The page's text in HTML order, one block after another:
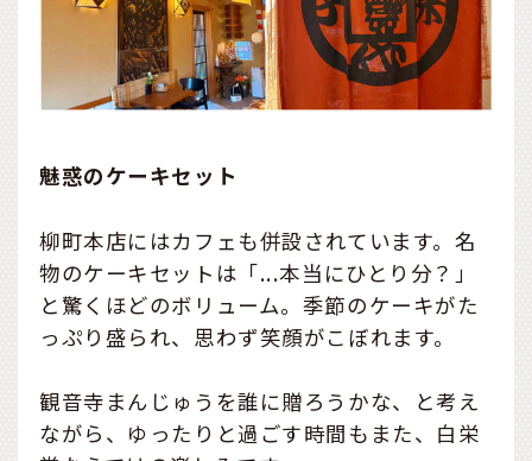
魅惑のケーキセット
柳町本店にはカフェも併設されています。名
物のケーキセットは「...本当にひとり分？」
と驚くほどのボリューム。季節のケーキがた
っぷり盛られ、思わず笑顔がこぼれます。
観音寺まんじゅうを誰に贈ろうかな、と考え
ながら、ゆったりと過ごす時間もまた、白栄